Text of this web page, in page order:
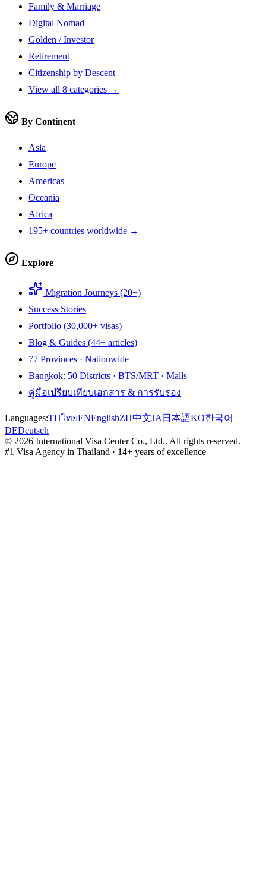
Family & Marriage
Digital Nomad
Golden / Investor
Retirement
Citizenship by Descent
View all 8 categories →
By Continent
Asia
Europe
Americas
Oceania
Africa
195+ countries worldwide →
Explore
Migration Journeys (20+)
Success Stories
Portfolio (30,000+ visas)
Blog & Guides (44+ articles)
77 Provinces · Nationwide
Bangkok: 50 Districts · BTS/MRT · Malls
คู่มือเปรียบเทียบเอกสาร & การรับรอง
Languages:THไทยENEnglishZH中文JA 日本語KO한국어
DEDeutsch
© 2026 International Visa Center Co., Ltd.. All rights reserved.
#1 Visa Agency in Thailand · 14+ years of excellence